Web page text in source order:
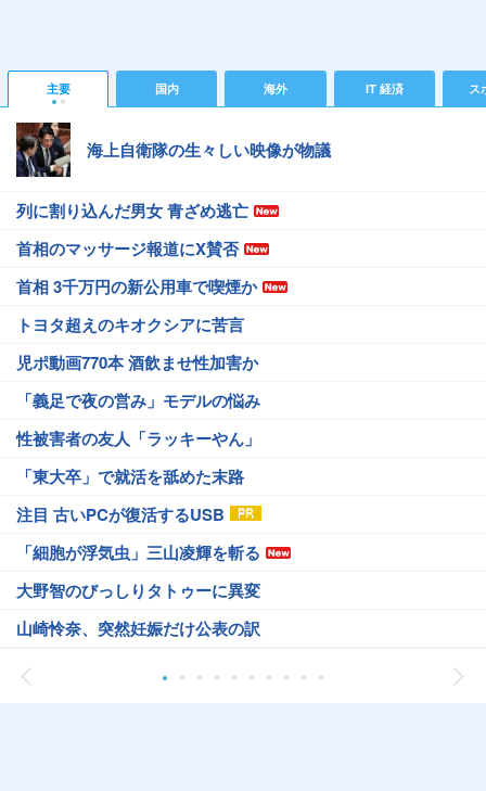
主要 国内 海外 IT 経済 ス
海上自衛隊の生々しい映像が物議
列に割り込んだ男女 青ざめ逃亡
首相のマッサージ報道にX賛否
首相 3千万円の新公用車で喫煙か
トヨタ超えのキオクシアに苦言
児ポ動画770本 酒飲ませ性加害か
「義足で夜の営み」モデルの悩み
性被害者の友人「ラッキーやん」
「東大卒」で就活を舐めた末路
注目 古いPCが復活するUSB
「細胞が浮気虫」三山凌輝を斬る
大野智のびっしりタトゥーに異変
山崎怜奈、突然妊娠だけ公表の訳